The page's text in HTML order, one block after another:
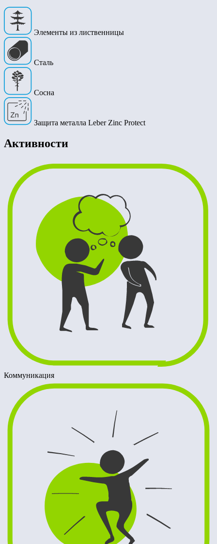
Элементы из лиственницы
Сталь
Сосна
Защита металла Leber Zinc Protect
Активности
Коммуникация